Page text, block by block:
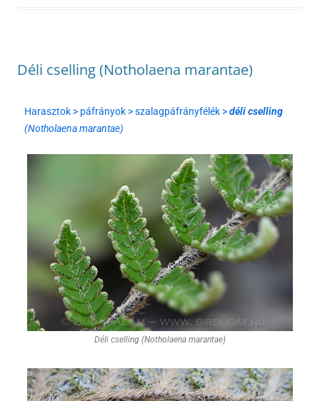
Déli cselling (Notholaena marantae)
Harasztok > páfrányok > szalagpáfrányfélék >déli cselling
(Notholaena marantae)
Déli cselling (Notholaena marantae)